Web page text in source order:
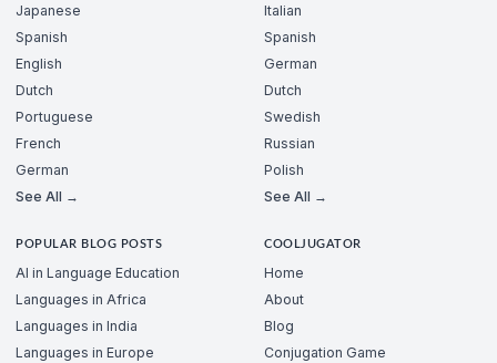
Japanese
Spanish
English
Dutch
Portuguese
French
German
See All →
Italian
Spanish
German
Dutch
Swedish
Russian
Polish
See All →
POPULAR BLOG POSTS
AI in Language Education
Languages in Africa
Languages in India
Languages in Europe
COOLJUGATOR
Home
About
Blog
Conjugation Game